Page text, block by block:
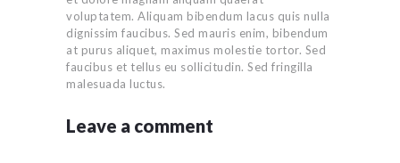
voluptatem. Aliquam bibendum lacus quis nulla
dignissim faucibus. Sed mauris enim, bibendum
at purus aliquet, maximus molestie tortor. Sed
faucibus et tellus eu sollicitudin. Sed fringilla
malesuada luctus.
Leave a comment